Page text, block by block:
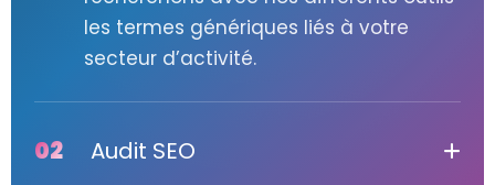
les termes génériques liés à votre
secteur d’activité.
02 Audit SEO